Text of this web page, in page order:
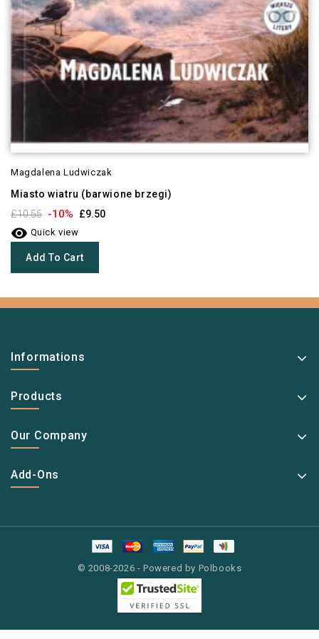
Magdalena Ludwiczak
Miasto wiatru (barwione brzegi)
£10.55 -10% £9.50
 Quick view
Add To Cart
Informations
Products
Our Company
Add-Ons
© 2008-2026 - Powered by Polbooks